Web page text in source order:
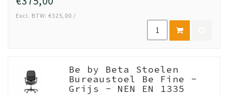
Excl. BTW: €325,00 /
Be by Beta Stoelen
Bureaustoel Be Fine -
Grijs - NEN EN 1335